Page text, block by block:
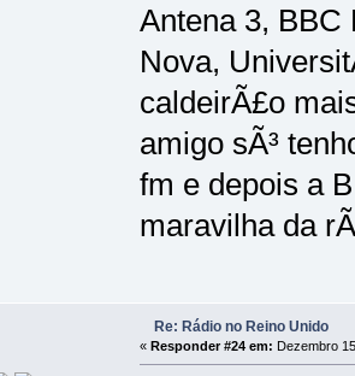
Antena 3, BBC
Nova,
caldeirÃ£o
amigo sÃ³
fm e depois a
maravilha da
Re: Rádio no Reino Unido
« Responder #24 em: Dezembro